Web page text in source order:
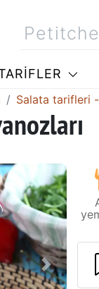
Salata tarifleri -
Sonraki